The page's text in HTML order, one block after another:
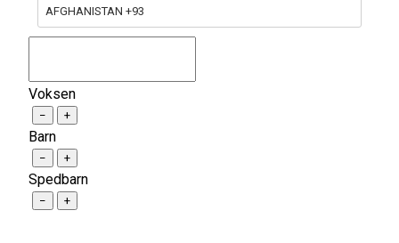
AFGHANISTAN +93
Voksen
− +
Barn
− +
Spedbarn
− +